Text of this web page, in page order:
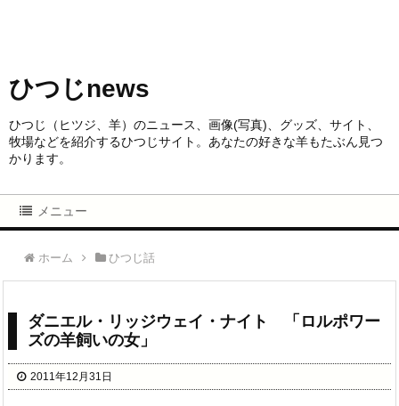
ひつじnews
ひつじ（ヒツジ、羊）のニュース、画像(写真)、グッズ、サイト、
牧場などを紹介するひつじサイト。あなたの好きな羊もたぶん見つ
かります。
メニュー
ホーム ひつじ話
ダニエル・リッジウェイ・ナイト 「ロルポワー
ズの羊飼いの女」
2011年12月31日